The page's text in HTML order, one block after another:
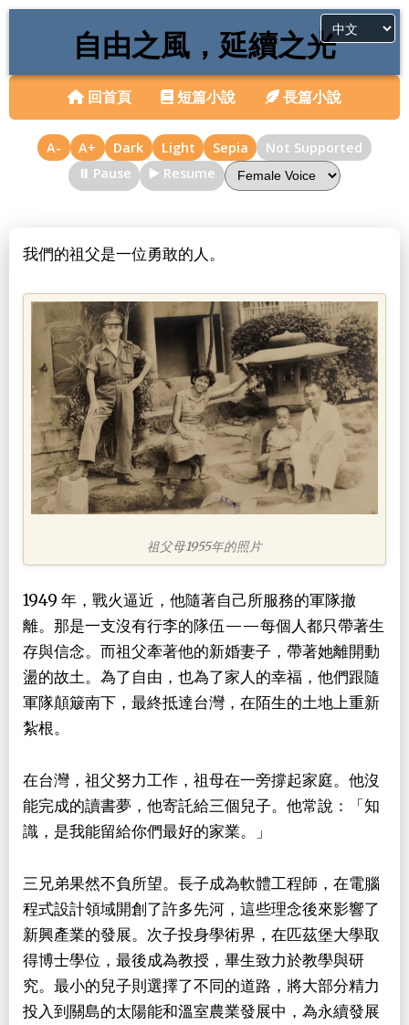
自由之風，延續之光
回首頁 短篇小說 長篇小說
A- A+ Dark Light Sepia
Not Supported
⏸️ Pause
▶️ Resume
我們的祖父是一位勇敢的人。
祖父母1955年的照片
1949 年，戰火逼近，他隨著自己所服務的軍隊撤
離。那是一支沒有行李的隊伍——每個人都只帶著生
存與信念。而祖父牽著他的新婚妻子，帶著她離開動
盪的故土。為了自由，也為了家人的幸福，他們跟隨
軍隊顛簸南下，最終抵達台灣，在陌生的土地上重新
紮根。
在台灣，祖父努力工作，祖母在一旁撐起家庭。他沒
能完成的讀書夢，他寄託給三個兒子。他常說：「知
識，是我能留給你們最好的家業。」
三兄弟果然不負所望。長子成為軟體工程師，在電腦
程式設計領域開創了許多先河，這些理念後來影響了
新興產業的發展。次子投身學術界，在匹茲堡大學取
得博士學位，最後成為教授，畢生致力於教學與研
究。最小的兒子則選擇了不同的道路，將大部分精力
投入到關島的太陽能和溫室農業發展中，為永續發展